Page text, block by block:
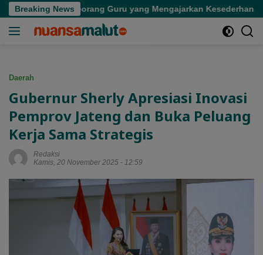
Langsung
ke
Breaking News
Seorang Guru yang Mengajarkan Kesederhanaan
Daerah
Gubernur Sherly Apresiasi Inovasi
Pemprov Jateng dan Buka Peluang
Kerja Sama Strategis
Redaksi
Kamis, 20 November 2025 - 12:59